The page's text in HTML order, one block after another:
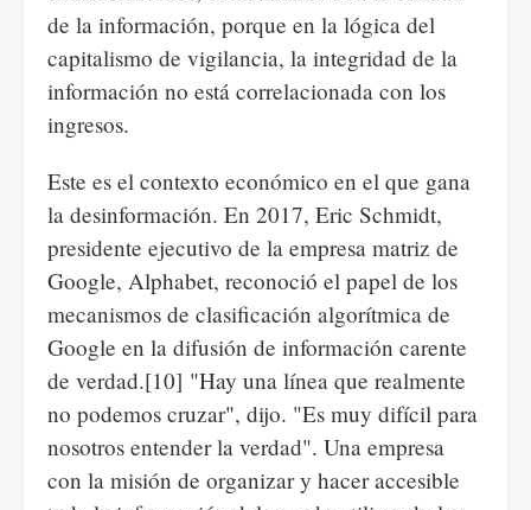
de la información, porque en la lógica del
capitalismo de vigilancia, la integridad de la
información no está correlacionada con los
ingresos.
Este es el contexto económico en el que gana
la desinformación. En 2017, Eric Schmidt,
presidente ejecutivo de la empresa matriz de
Google, Alphabet, reconoció el papel de los
mecanismos de clasificación algorítmica de
Google en la difusión de información carente
de verdad.[10] "Hay una línea que realmente
no podemos cruzar", dijo. "Es muy difícil para
nosotros entender la verdad". Una empresa
con la misión de organizar y hacer accesible